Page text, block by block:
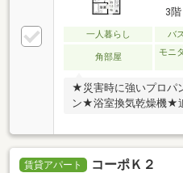
3
一人暮らし バ
角部屋
モニ
★災害時に強いプロパ
ン★浴室換気乾燥機★
賃貸アパート コーポＫ２